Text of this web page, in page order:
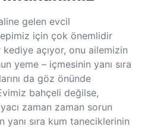
gelen evcil
için çok önemlidir
açıyor, onu ailemizin
yeme – içmesinin yanı sıra
da göz önünde
bahçeli değilse,
zaman zaman sorun
yanı sıra kum taneciklerinin